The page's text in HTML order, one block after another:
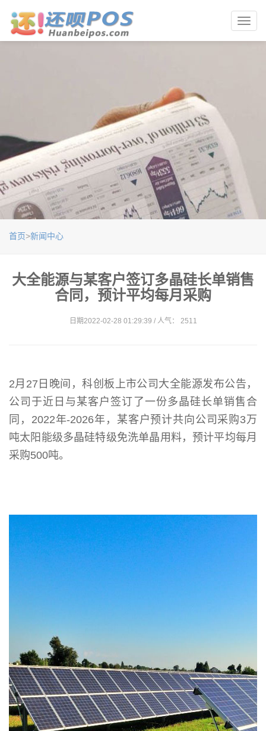
首页>新闻中心
大全能源与某客户签订多晶硅长单销售
合同，预计平均每月采购
日期2022-02-28 01:29:39 / 人气： 2511
2月27日晚间，科创板上市公司大全能源发布公告，
公司于近日与某客户签订了一份多晶硅长单销售合
同，2022年-2026年，某客户预计共向公司采购3万
吨太阳能级多晶硅特级免洗单晶用料，预计平均每月
采购500吨。